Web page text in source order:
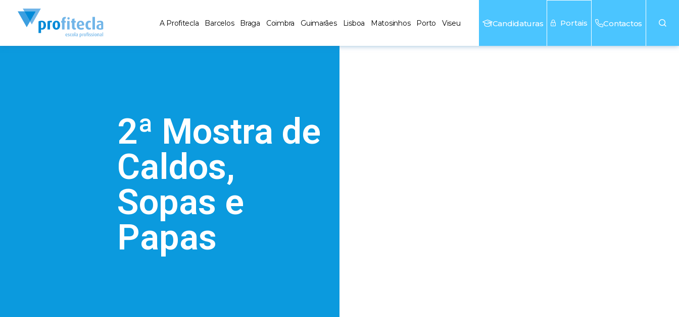
A Profitecla Barcelos Braga Coimbra Guimarães Lisboa Matosinhos Porto Viseu Candidaturas Portais Contactos
2ª Mostra de
Caldos,
Sopas e
Papas